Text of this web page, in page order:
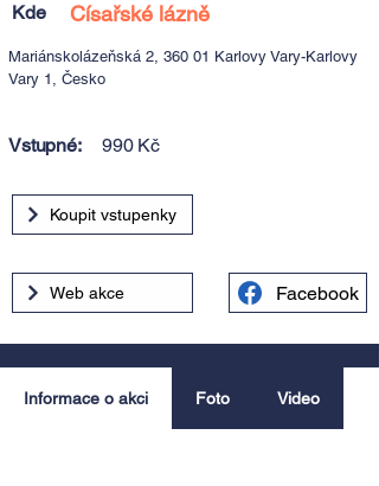
Kde Císařské lázně
Mariánskolázeňská 2, 360 01 Karlovy Vary-Karlovy
Vary 1, Česko
Vstupné: 990 Kč
Koupit vstupenky
Web akce Facebook
Informace o akci Foto Video